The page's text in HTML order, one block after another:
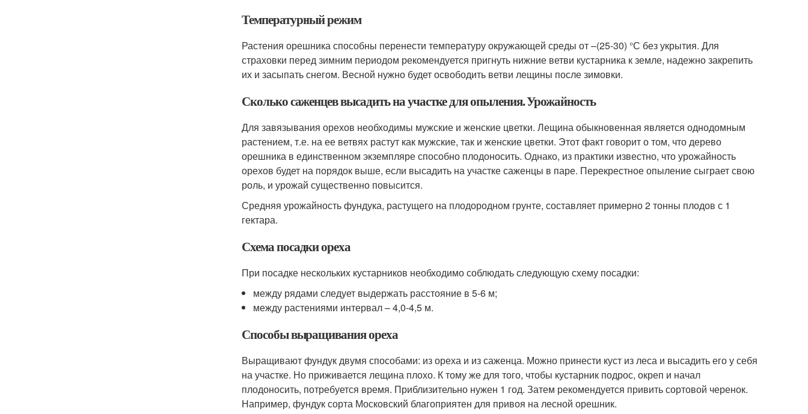
Температурный режим
Растения орешника способны перенести температуру окружающей среды от –(25-30) °С без укрытия. Для
страховки перед зимним периодом рекомендуется пригнуть нижние ветви кустарника к земле, надежно закрепить
их и засыпать снегом. Весной нужно будет освободить ветви лещины после зимовки.
Сколько саженцев высадить на участке для опыления. Урожайность
Для завязывания орехов необходимы мужские и женские цветки. Лещина обыкновенная является однодомным
растением, т.е. на ее ветвях растут как мужские, так и женские цветки. Этот факт говорит о том, что дерево
орешника в единственном экземпляре способно плодоносить. Однако, из практики известно, что урожайность
орехов будет на порядок выше, если высадить на участке саженцы в паре. Перекрестное опыление сыграет свою
роль, и урожай существенно повысится.
Средняя урожайность фундука, растущего на плодородном грунте, составляет примерно 2 тонны плодов с 1
гектара.
Схема посадки ореха
При посадке нескольких кустарников необходимо соблюдать следующую схему посадки:
между рядами следует выдержать расстояние в 5-6 м;
между растениями интервал – 4,0-4,5 м.
Способы выращивания ореха
Выращивают фундук двумя способами: из ореха и из саженца. Можно принести куст из леса и высадить его у себя
на участке. Но приживается лещина плохо. К тому же для того, чтобы кустарник подрос, окреп и начал
плодоносить, потребуется время. Приблизительно нужен 1 год. Затем рекомендуется привить сортовой черенок.
Например, фундук сорта Московский благоприятен для привоя на лесной орешник.